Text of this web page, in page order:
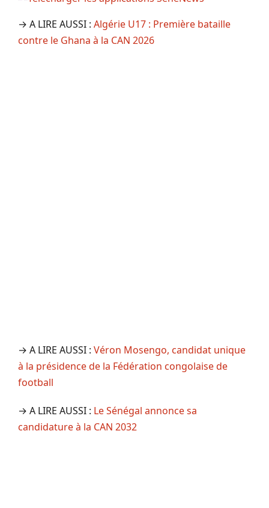
→ A LIRE AUSSI : Algérie U17 : Première bataille
contre le Ghana à la CAN 2026
→ A LIRE AUSSI : Véron Mosengo, candidat unique
à la présidence de la Fédération congolaise de
football
→ A LIRE AUSSI : Le Sénégal annonce sa
candidature à la CAN 2032